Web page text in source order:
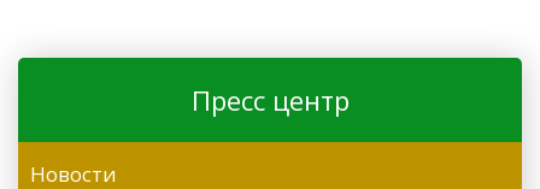
Пресс центр
Новости